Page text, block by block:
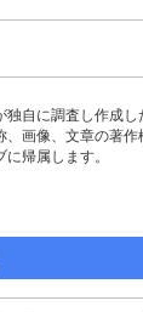
自に調査し作成し
画像、文章の著
帰属します。